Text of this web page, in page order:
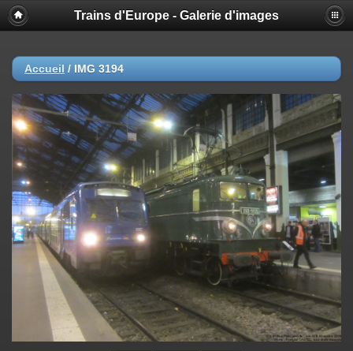
Trains d'Europe - Galerie d'images
Accueil / IMG 3194